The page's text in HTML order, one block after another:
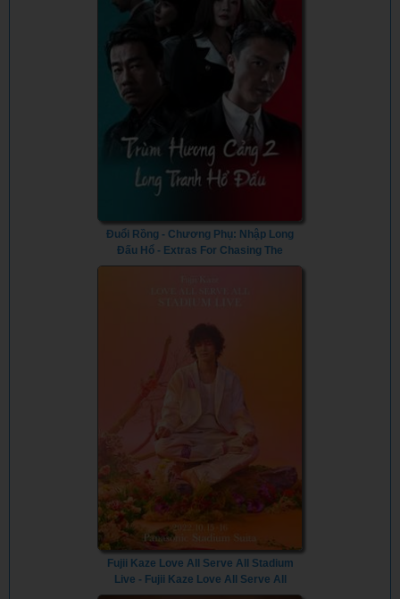
Đuổi Rồng - Chương Phụ: Nhập Long
Đấu Hổ - Extras For Chasing The
Dragon (2023) - Thuyết Minh
Fujii Kaze Love All Serve All Stadium
Live - Fujii Kaze Love All Serve All
Stadium Live (2023) - Vietsub